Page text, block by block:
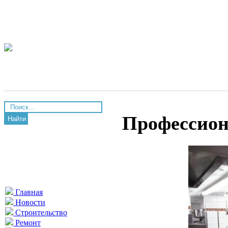
Найти
Главная
Новости
Строительство
Ремонт